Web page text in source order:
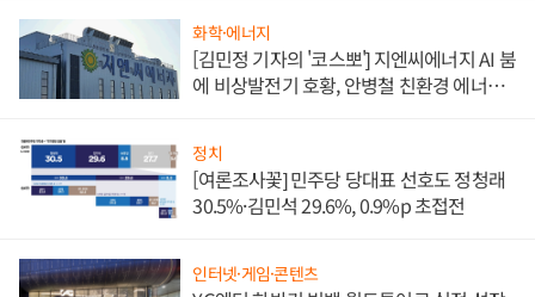
화학·에너지
[김민정 기자의 '코스뽀'] 지엔씨에너지 AI 붐
에 비상발전기 호황, 안병철 친환경 에너지
정치
[여론조사꽃] 민주당 당대표 선호도 정청래
30.5%·김민석 29.6%, 0.9%p 초접전
인터넷·게임·콘텐츠